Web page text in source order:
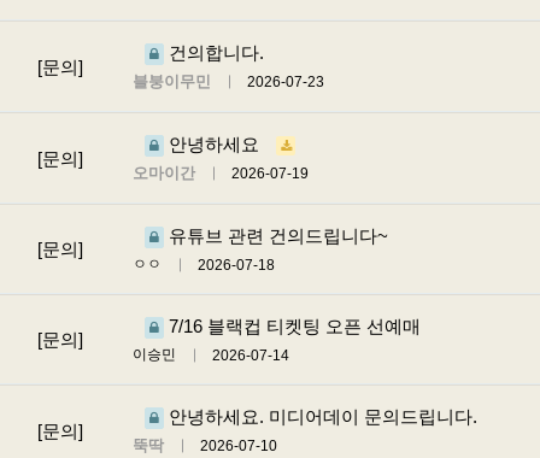
[문의]
건의합니다.
블붕이무민 2026-07-23
[문의]
안녕하세요
오마이간 2026-07-19
[문의]
유튜브 관련 건의드립니다~
ㅇㅇ 2026-07-18
[문의]
7/16 블랙컵 티켓팅 오픈 선예매
이승민 2026-07-14
[문의]
안녕하세요. 미디어데이 문의드립니다.
뚝딱 2026-07-10